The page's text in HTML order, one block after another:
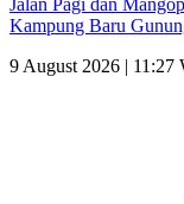
Jalan Pagi dan
Kampung Baru
9 August 2026 | 11:27